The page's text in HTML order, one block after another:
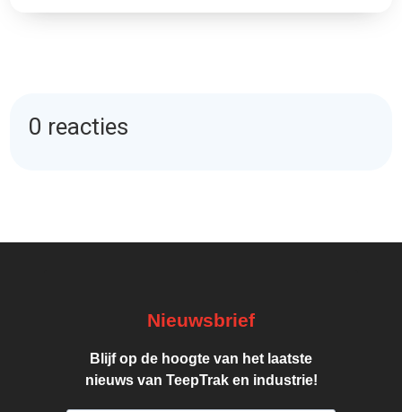
0 reacties
Nieuwsbrief
Blijf op de hoogte van het laatste
nieuws van TeepTrak en industrie!